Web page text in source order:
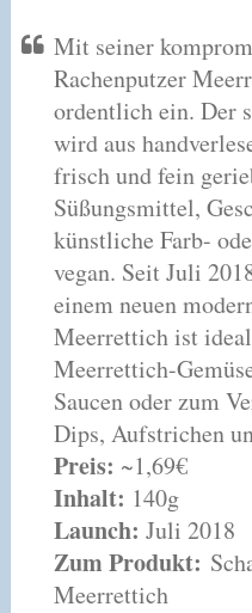
Mit seiner
Rachenputzer
ordentlich ein. Der
wird aus
frisch und fein
Süßungsmittel,
künstliche Farb-
vegan. Seit Juli
einem neuen
Meerrettich ist
Meerrettich-
Saucen oder zum
Dips, Aufstrichen
Preis: ~1,69€
Inhalt: 140g
Launch: Juli 2018
Zum Produkt:
Meerrettich